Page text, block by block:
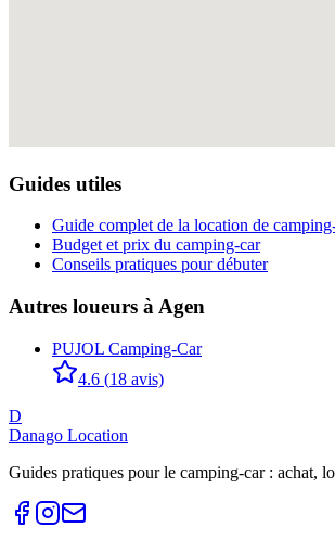
Guides utiles
Guide complet de la location de
Budget et prix du camping-car
Conseils pratiques pour débuter
Autres loueurs à Agen
PUJOL Camping-Car
4.6 (18 avis)
D
Danago Location
Guides pratiques pour le camping-car : achat,